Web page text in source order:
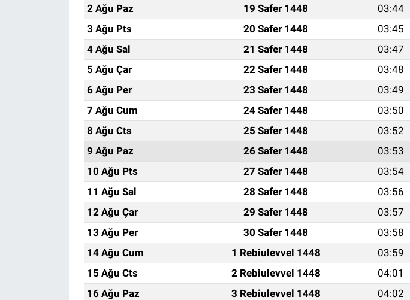
2 Ağu Paz
19 Safer 1448 03:44
3 Ağu Pts
20 Safer 1448 03:45
4 Ağu Sal
21 Safer 1448 03:47
5 Ağu Çar
22 Safer 1448 03:48
6 Ağu Per
23 Safer 1448 03:49
7 Ağu Cum
24 Safer 1448 03:50
8 Ağu Cts
25 Safer 1448 03:52
9 Ağu Paz
26 Safer 1448 03:53
10 Ağu Pts
27 Safer 1448 03:54
11 Ağu Sal
28 Safer 1448 03:56
12 Ağu Çar
29 Safer 1448 03:57
13 Ağu Per
30 Safer 1448 03:58
14 Ağu Cum
1 Rebiulevvel 1448 03:59
15 Ağu Cts
2 Rebiulevvel 1448 04:01
16 Ağu Paz
3 Rebiulevvel 1448 04:02